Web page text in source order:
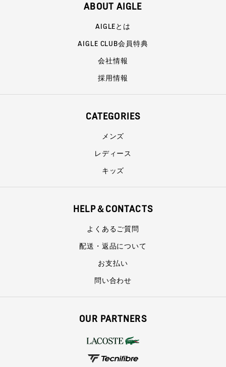
ABOUT AIGLE
AIGLEとは
AIGLE CLUB会員特典
会社情報
採用情報
CATEGORIES
メンズ
レディース
キッズ
HELP＆CONTACTS
よくあるご質問
配送・返品について
お支払い
問い合わせ
OUR PARTNERS